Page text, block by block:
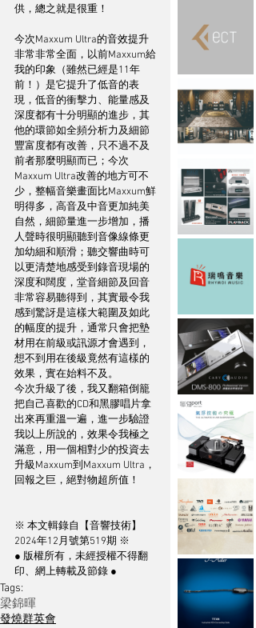
供，總之就是很重！
今次Maxxum Ultra的音效提升
非常非常全面，以前Maxxum給
我的印象（雖然已經是11年
前！）是它提升了低音的表
現，低音的衝擊力、能量感及
深度都有十分明顯的進步，其
他的環節如全頻分析力及細節
豐富度都有改善，只不過不及
前者那麼明顯而已；今次
Maxxum Ultra改善的地方可不
少，整幅音樂畫面比Maxxum鮮
明得多，高音及中音更加純美
自然，細節量進一步增加，播
人聲時很明顯聽到音像線條更
加幼細和順滑；聽交響曲時可
以更清楚地感受到錄音現場的
深度和闊度，堂音細節及回音
非常容易聽得到，其實最令我
感到驚訝是這樣大範圍及如此
的幅度的提升，通常只會把墊
材用在前級或訊源才會遇到，
想不到用在後級竟然有這樣的
效果，實在始料不及。
今次升級了後，我又翻箱倒籠
把自己喜歡的CD和黑膠唱片拿
出來再重溫一遍，進一步驗證
我以上所說的，效果令我極之
滿意，用一個相對少的投資去
升級Maxxum到Maxxum Ultra，
回報之巨，絕對物超所值！
※ 本文輯錄自【音響技術】
2024年12月號第519期 ※
● 版權所有，未經授權不得翻
印、網上轉載及節錄 ●
Tags:
梁錦暉
發燒群英會